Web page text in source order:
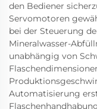
den Bediener
Servomotoren
bei der Steuerung
Mineralwasser-
unabhängig von
Automatisierung